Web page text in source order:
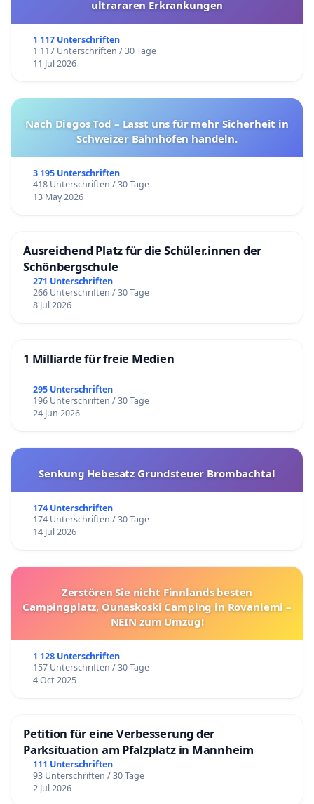
ultrararen Erkrankungen
1 117 Unterschriften
1 117 Unterschriften / 30 Tage
11 Jul 2026
Nach Diegos Tod – Lasst uns für mehr Sicherheit in
Schweizer Bahnhöfen handeln.
3 195 Unterschriften
418 Unterschriften / 30 Tage
13 May 2026
Ausreichend Platz für die Schüler.innen der
Schönbergschule
271 Unterschriften
266 Unterschriften / 30 Tage
8 Jul 2026
1 Milliarde für freie Medien
295 Unterschriften
196 Unterschriften / 30 Tage
24 Jun 2026
Senkung Hebesatz Grundsteuer Brombachtal
174 Unterschriften
174 Unterschriften / 30 Tage
14 Jul 2026
Zerstören Sie nicht Finnlands besten
Campingplatz, Ounaskoski Camping in Rovaniemi –
NEIN zum Umzug!
1 128 Unterschriften
157 Unterschriften / 30 Tage
4 Oct 2025
Petition für eine Verbesserung der
Parksituation am Pfalzplatz in Mannheim
111 Unterschriften
93 Unterschriften / 30 Tage
2 Jul 2026